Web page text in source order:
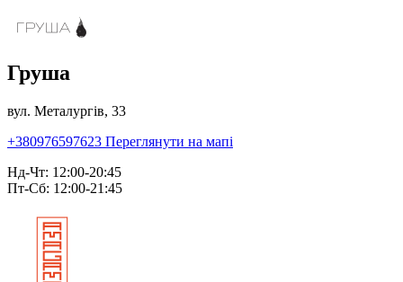
Груша
вул. Металургів, 33
+380976597623 Переглянути на мапі
Нд-Чт: 12:00-20:45
Пт-Сб: 12:00-21:45